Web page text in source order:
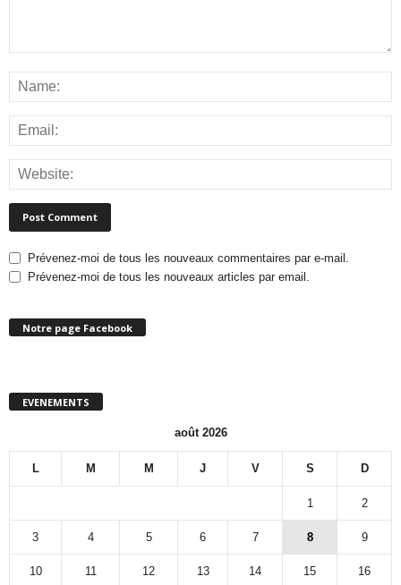
Prévenez-moi de tous les nouveaux commentaires par e-mail.
Prévenez-moi de tous les nouveaux articles par email.
Notre page Facebook
EVENEMENTS
août 2026
L M M J V S D
1 2
3 4 5 6 7 8 9
10 11 12 13 14 15 16